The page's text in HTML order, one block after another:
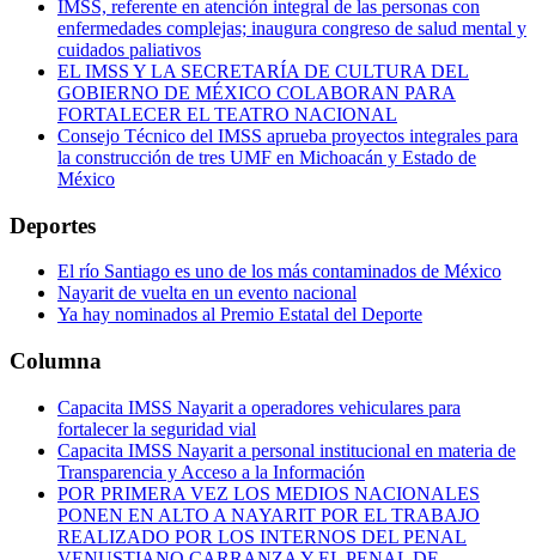
IMSS, referente en atención integral de las personas con
enfermedades complejas; inaugura congreso de salud mental y
cuidados paliativos
EL IMSS Y LA SECRETARÍA DE CULTURA DEL
GOBIERNO DE MÉXICO COLABORAN PARA
FORTALECER EL TEATRO NACIONAL
Consejo Técnico del IMSS aprueba proyectos integrales para
la construcción de tres UMF en Michoacán y Estado de
México
Deportes
El río Santiago es uno de los más contaminados de México
Nayarit de vuelta en un evento nacional
Ya hay nominados al Premio Estatal del Deporte
Columna
Capacita IMSS Nayarit a operadores vehiculares para
fortalecer la seguridad vial
Capacita IMSS Nayarit a personal institucional en materia de
Transparencia y Acceso a la Información
POR PRIMERA VEZ LOS MEDIOS NACIONALES
PONEN EN ALTO A NAYARIT POR EL TRABAJO
REALIZADO POR LOS INTERNOS DEL PENAL